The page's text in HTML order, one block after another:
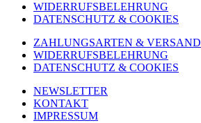
WIDERRUFSBELEHRUNG
DATENSCHUTZ & COOKIES
ZAHLUNGSARTEN & VERSAND
WIDERRUFSBELEHRUNG
DATENSCHUTZ & COOKIES
NEWSLETTER
KONTAKT
IMPRESSUM